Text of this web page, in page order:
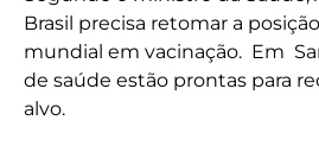
Brasil precisa retomar a
mundial em vacinação. Em
de saúde estão prontas para
alvo.